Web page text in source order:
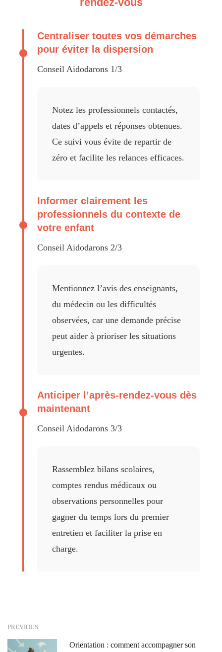
Centraliser toutes vos démarches
pour éviter la dispersion
Conseil Aidodarons 1/3
Notez les professionnels contactés,
dates d’appels et réponses obtenues.
Ce suivi vous évite de repartir de
zéro et facilite les relances efficaces.
Informer clairement les
professionnels du contexte de
votre enfant
Conseil Aidodarons 2/3
Mentionnez l’avis des enseignants,
du médecin ou les difficultés
observées, car une demande précise
peut aider à prioriser les situations
urgentes.
Anticiper l’après-rendez-vous dès
maintenant
Conseil Aidodarons 3/3
Rassemblez bilans scolaires,
comptes rendus médicaux ou
observations personnelles pour
gagner du temps lors du premier
entretien et faciliter la prise en
charge.
PREVIOUS
Orientation : comment accompagner son